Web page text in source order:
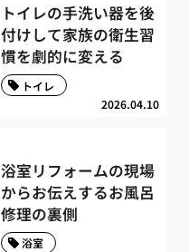
トイレの手洗い器を後
付けして家族の衛生習
慣を劇的に変える
2026.04.10
トイレ
浴室リフォームの現場
からお伝えするお風呂
修理の裏側
浴室